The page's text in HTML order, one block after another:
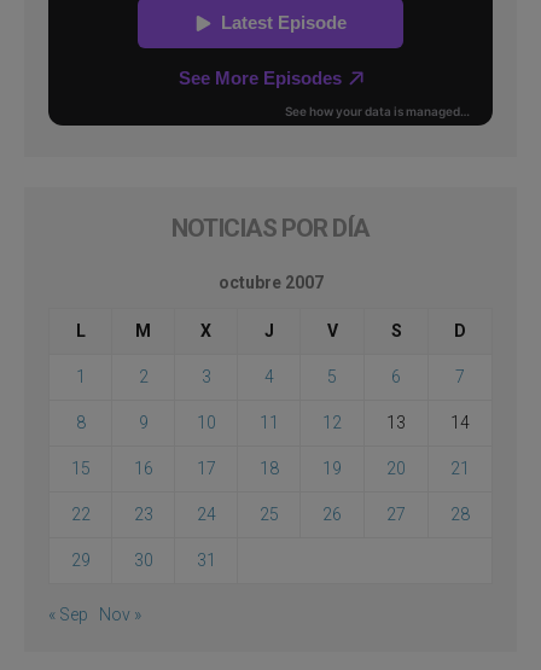
NOTICIAS POR DÍA
octubre 2007
L M X J V S D
1 2 3 4 5 6 7
8 9 10 11 12 13 14
15 16 17 18 19 20 21
22 23 24 25 26 27 28
29 30 31
« Sep Nov »